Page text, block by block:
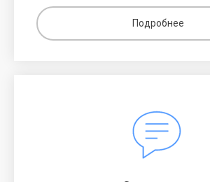
Подробнее